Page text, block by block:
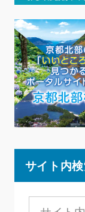
サイト内